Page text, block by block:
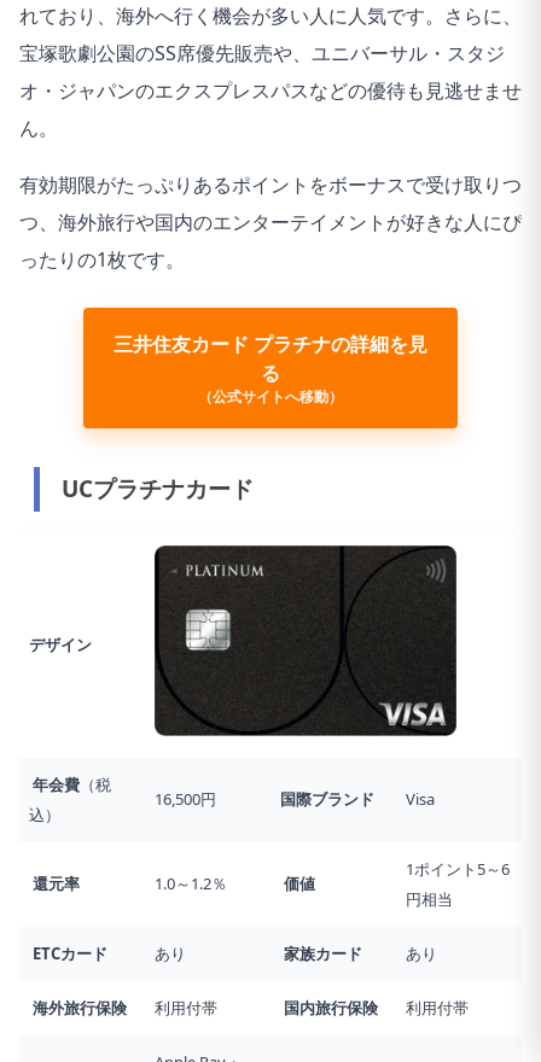
れており、海外へ行く機会が多い人に人気です。さらに、
宝塚歌劇公園のSS席優先販売や、ユニバーサル・スタジ
オ・ジャパンのエクスプレスパスなどの優待も見逃せませ
ん。
有効期限がたっぷりあるポイントをボーナスで受け取りつ
つ、海外旅行や国内のエンターテイメントが好きな人にぴ
ったりの1枚です。
三井住友カード プラチナの詳細を見
る
（公式サイトへ移動）
UCプラチナカード
デザイン
年会費 （税
込）
16,500円 国際ブランド Visa
還元率 1.0～1.2％ 価値
1ポイント5～6
円相当
ETCカード あり 家族カード あり
海外旅行保険 利用付帯 国内旅行保険 利用付帯